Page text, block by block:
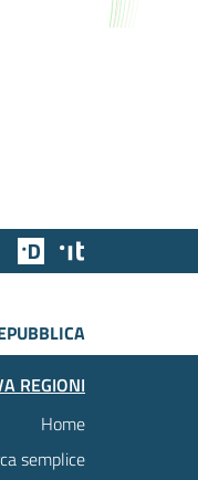
Team Digitale
REGIONI
Home
semplice